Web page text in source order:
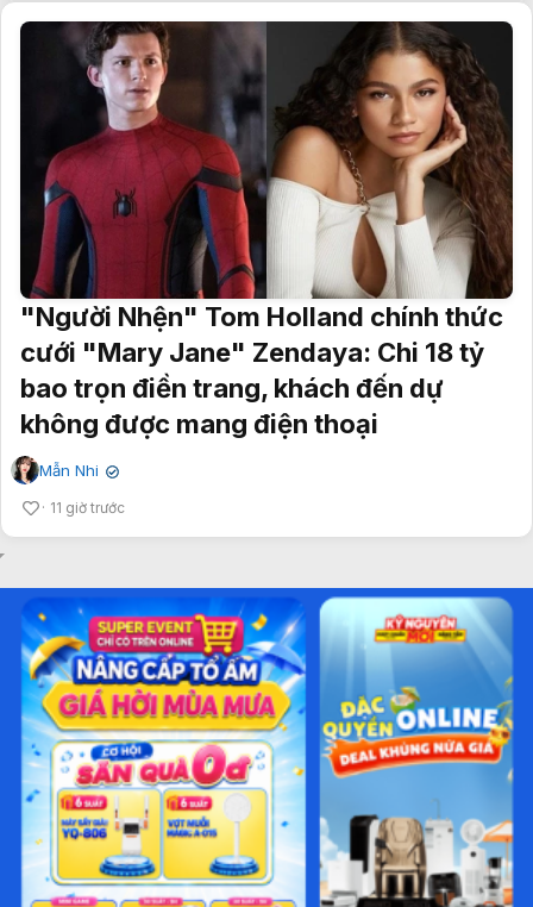
"Người Nhện" Tom Holland chính thức
cưới "Mary Jane" Zendaya: Chi 18 tỷ
bao trọn điền trang, khách đến dự
không được mang điện thoại
Mẫn Nhi ✔
11 giờ trước